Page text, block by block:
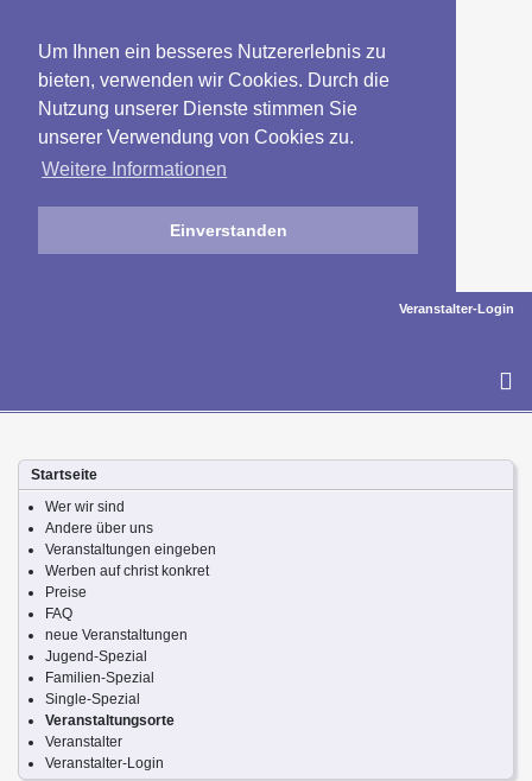
Um Ihnen ein besseres Nutzererlebnis zu
bieten, verwenden wir Cookies. Durch die
Nutzung unserer Dienste stimmen Sie
unserer Verwendung von Cookies zu.
Weitere Informationen
Einverstanden
Veranstalter-Login
Startseite
Wer wir sind
Andere über uns
Veranstaltungen eingeben
Werben auf christ konkret
Preise
FAQ
neue Veranstaltungen
Jugend-Spezial
Familien-Spezial
Single-Spezial
Veranstaltungsorte
Veranstalter
Veranstalter-Login